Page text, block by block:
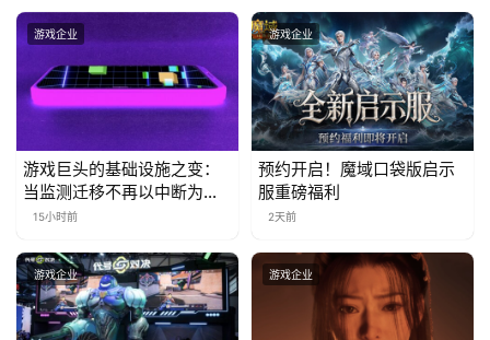
3
0
日
茶
对
接
会
游戏企业
游戏巨头的基础设施之变：
当监测迁移不再以中断为代
价15小时前
游戏企业
预约开启！魔域口袋版启示
服重磅福利
2天前
游戏企业 游戏企业